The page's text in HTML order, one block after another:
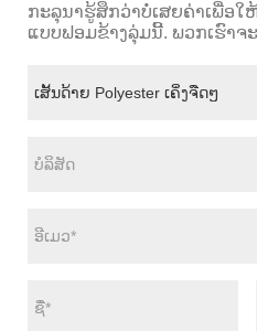
ກະລຸນາຮູ້ສຶກວ່າບໍ່ເສຍຄ່າເພື່ອໃ
ແບບຟອມຂ້າງລຸ່ມນີ້. ພວກເຮົາຈ